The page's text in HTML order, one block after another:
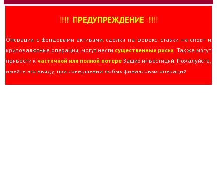
!!!! ПРЕДУПРЕЖДЕНИЕ !!!!
Операции с фондовыми активами, сделки на форекс, ставки на спорт и
криповалютные операции, могут нести существенные риски. Так же могут
привести к частичной или полной потере Ваших инвестиций. Пожалуйста,
имейте это ввиду, при совершении любых финансовых операций.